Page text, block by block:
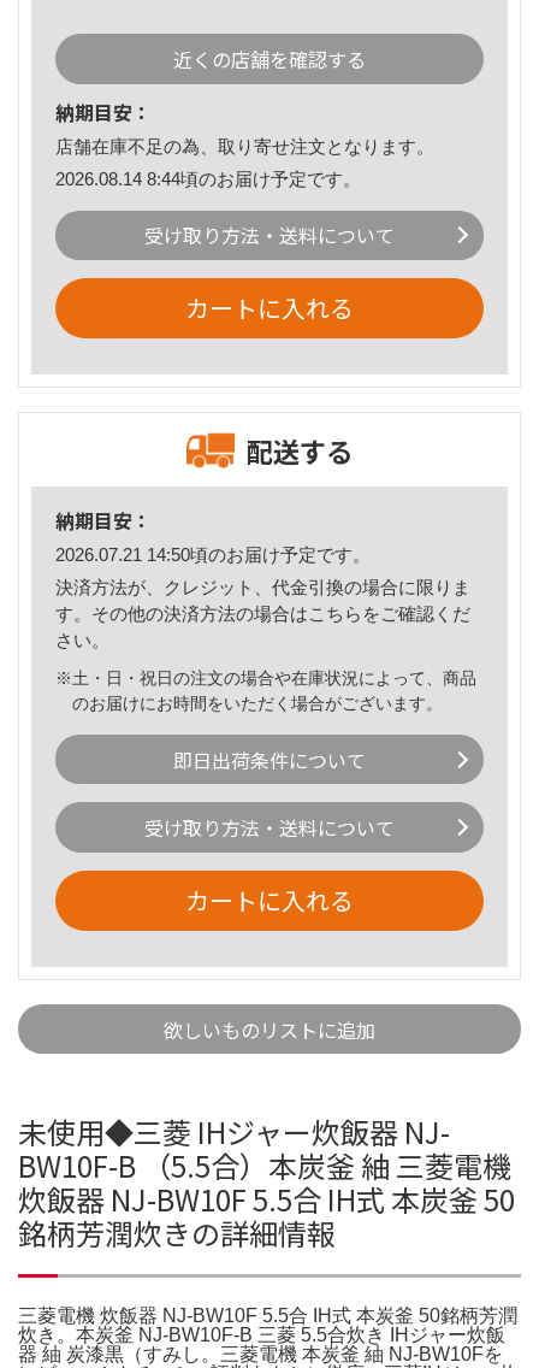
近くの店舗を確認する
納期目安：
店舗在庫不足の為、取り寄せ注文となります。
2026.08.14 8:44頃のお届け予定です。
受け取り方法・送料について
カートに入れる
配送する
納期目安：
2026.07.21 14:50頃のお届け予定です。
決済方法が、クレジット、代金引換の場合に限りま
す。その他の決済方法の場合はこちら をご確認くだ
さい。
※土・日・祝日の注文の場合や在庫状況によって、商品
のお届けにお時間をいただく場合がございます。
即日出荷条件について
受け取り方法・送料について
カートに入れる
欲しいものリストに追加
未使用◆三菱 IHジャー炊飯器 NJ-
BW10F-B （5.5合）本炭釜 紬 三菱電機
炊飯器 NJ-BW10F 5.5合 IH式 本炭釜 50
銘柄芳潤炊きの詳細情報
三菱電機 炊飯器 NJ-BW10F 5.5合 IH式 本炭釜 50銘柄芳潤
炊き。本炭釜 NJ-BW10F-B 三菱 5.5合炊き IHジャー炊飯
器 紬 炭漆黒（すみし。三菱電機 本炭釜 紬 NJ-BW10Fを